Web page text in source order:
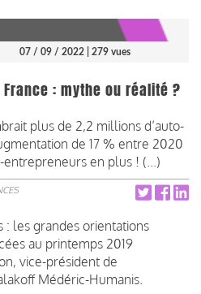
07 / 09 / 2022 | 279 vues
: mythe ou réalité ?
plus de 2,2 millions d’auto-
de 17 % entre 2020
en plus ! (...)
: les grandes orientations
au printemps 2019
vice-président de
Médéric-Humanis.